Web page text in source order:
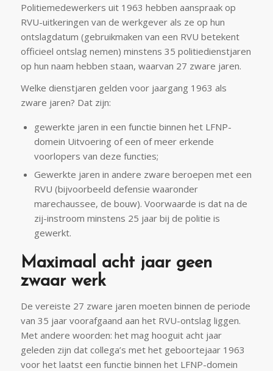
Politiemedewerkers uit 1963 hebben aanspraak op
RVU-uitkeringen van de werkgever als ze op hun
ontslagdatum (gebruikmaken van een RVU betekent
officieel ontslag nemen) minstens 35 politiedienstjaren
op hun naam hebben staan, waarvan 27 zware jaren.
Welke dienstjaren gelden voor jaargang 1963 als
zware jaren? Dat zijn:
gewerkte jaren in een functie binnen het LFNP-
domein Uitvoering of een of meer erkende
voorlopers van deze functies;
Gewerkte jaren in andere zware beroepen met een
RVU (bijvoorbeeld defensie waaronder
marechaussee, de bouw). Voorwaarde is dat na de
zij-instroom minstens 25 jaar bij de politie is
gewerkt.
Maximaal acht jaar geen
zwaar werk
De vereiste 27 zware jaren moeten binnen de periode
van 35 jaar voorafgaand aan het RVU-ontslag liggen.
Met andere woorden: het mag hooguit acht jaar
geleden zijn dat collega’s met het geboortejaar 1963
voor het laatst een functie binnen het LFNP-domein